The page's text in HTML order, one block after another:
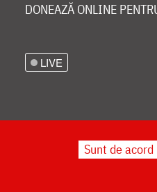
DONEAZĂ ONLINE
LIVE
Sunt de acord